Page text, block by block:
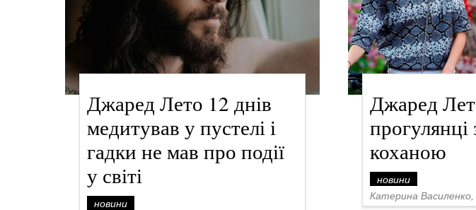
Джаред Лето 12 днів
медитував у пустелі і
гадки не мав про події
у світі
новини
Джаред
прогулянці
коханою
новини
Катерина